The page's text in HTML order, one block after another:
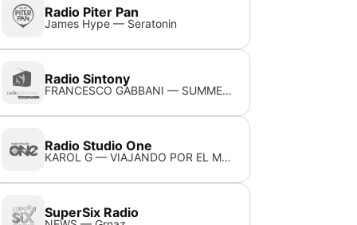
Radio Piter Pan
James Hype — Seratonin
Radio Sintony
FRANCESCO GABBANI — SUMMER FUNK
Radio Studio One
KAROL G — VIAJANDO POR EL MUNDO FEAT. MANU CHAO
SuperSix Radio